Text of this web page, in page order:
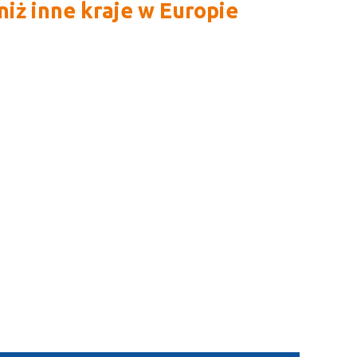
inne kraje w Europie